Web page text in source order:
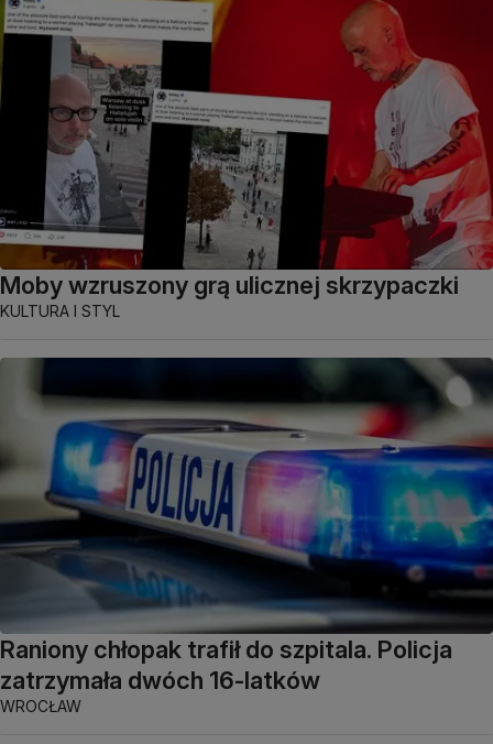
Moby wzruszony grą ulicznej skrzypaczki
KULTURA I STYL
Raniony chłopak trafił do szpitala. Policja
zatrzymała dwóch 16-latków
WROCŁAW